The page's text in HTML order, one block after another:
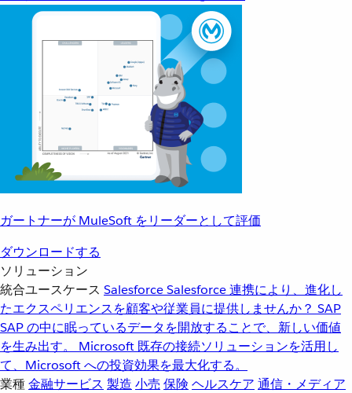
ガートナーが MuleSoft をリーダーとして評価
ダウンロードする
ソリューション
統合ユースケース SalesforceSalesforce 連携により、進化し
たエクスペリエンスを顧客や従業員に提供しませんか？ SAP
SAP の中に眠っているデータを開放することで、新しい価値
を生み出す。
Microsoft 既存の接続ソリューションを活用し
て、Microsoft への投資効果を最大化する。
業種金融サービス 製造 小売 保険 ヘルスケア 通信・メディア